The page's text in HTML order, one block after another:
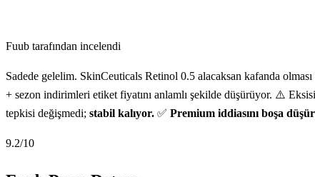
Fuub tarafından incelendi
Sadede gelelim. SkinCeuticals Retinol 0.5 alacaksan kafanda
+ sezon indirimleri etiket fiyatını anlamlı şekilde düşürüyor. ⚠️
tepkisi değişmedi; stabil kalıyor. ✅ Premium iddiasını boşa
9.2/10